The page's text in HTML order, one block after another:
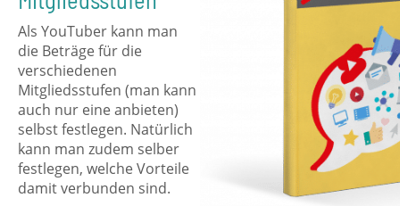
Als YouTuber kann man
die Beträge für die
verschiedenen
Mitgliedsstufen (man kann
auch nur eine anbieten)
selbst festlegen. Natürlich
kann man zudem selber
festlegen, welche Vorteile
damit verbunden sind.